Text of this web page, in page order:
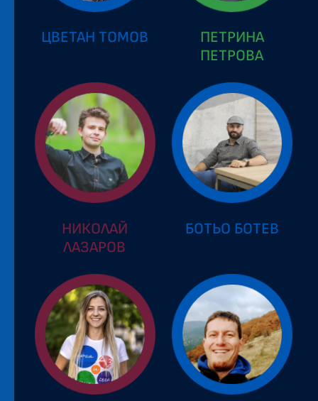
ЦВЕТАН ТОМОВ
ПЕТРИНА
ПЕТРОВА
НИКОЛАЙ
ЛАЗАРОВ
БОТЬО БОТЕВ